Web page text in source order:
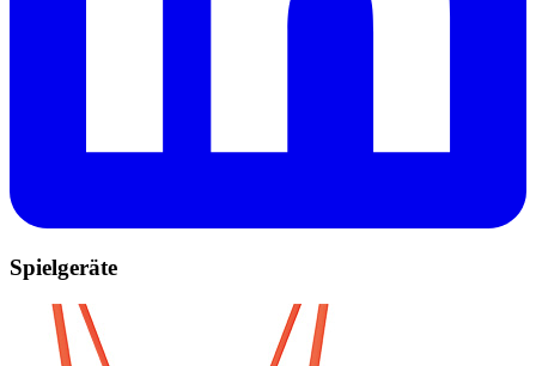
Spielgeräte